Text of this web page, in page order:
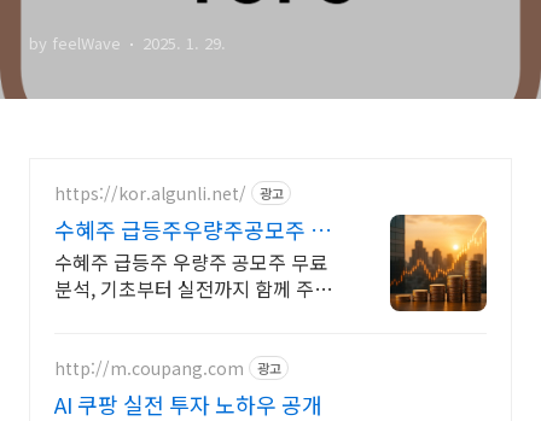
by feelWave 2025. 1. 29.
https://kor.algunli.net/ 광고
수혜주 급등주우량주공모주 추
우량주 무료 공유
수혜주 급등주 우량주 공모주 무료
분석, 기초부터 실전까지 함께 주식
http://m.coupang.com 광고
AI 쿠팡 실전 투자 노하우 공개